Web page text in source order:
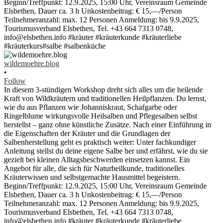
wildemoehre.blog
•
Follow
In diesem 3-stündigen Workshop dreht sich alles um die heilende
Kraft von Wildkräutern und traditionellen Heilpflanzen. Du lernst,
wie du aus Pflanzen wie Johanniskraut, Schafgarbe oder
Ringelblume wirkungsvolle Heilsalben und Pflegesalben selbst
herstellst – ganz ohne künstliche Zusätze. Nach einer Einführung in
die Eigenschaften der Kräuter und die Grundlagen der
Salbenherstellung geht es praktisch weiter: Unter fachkundiger
Anleitung stellst du deine eigene Salbe her und erfährst, wie du sie
gezielt bei kleinen Alltagsbeschwerden einsetzen kannst. Ein
Angebot für alle, die sich für Naturheilkunde, traditionelles
Kräuterwissen und selbstgemachte Hausmittel begeistern.
Beginn/Treffpunkt: 12.9.2025, 15:00 Uhr, Vereinsraum Gemeinde
Elsbethen, Dauer ca. 3 h Unkostenbeitrag: € 15,—/Person
Teilnehmeranzahl: max. 12 Personen Anmeldung: bis 9.9.2025,
Tourismusverband Elsbethen, Tel. +43 664 7313 0748,
info@elsbethen.info #kräuter #kräuterkunde #kräuterliebe